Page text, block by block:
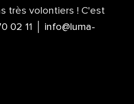
très volontiers ! C'est
02 11 │ info@luma-